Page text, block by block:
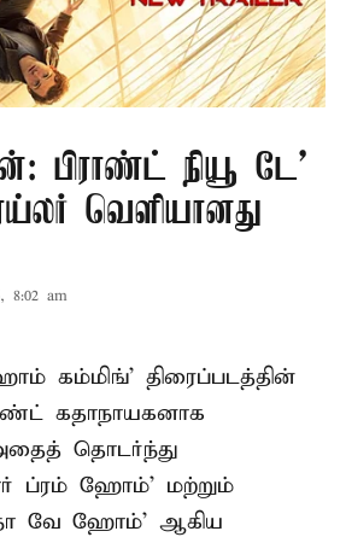
பிராண்ட் நியூ டே’
வெளியானது
8:02 am
கம்மிங்' திரைப்படத்தின்
கதாநாயகனாக
தொடர்ந்து
ப்ரம் ஹோம்' மற்றும்
வே ஹோம்' ஆகிய